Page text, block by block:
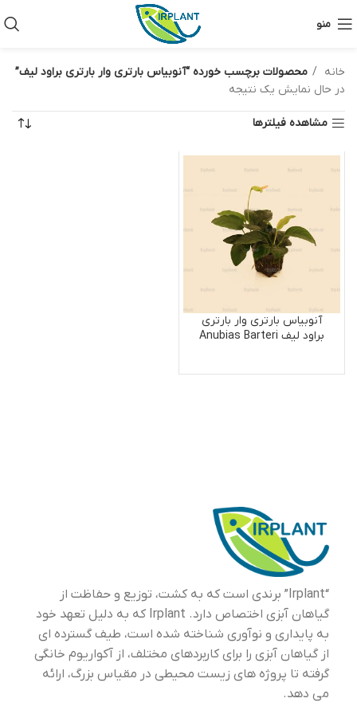
منو
خانه
محصولات برچسب خورده “آنوبیاس بارتری وار بارتری براود لیف”
در حال نمایش یک نتیجه
مشاهده فیلترها
آنوبیاس بارتری وار بارتری
براود لیف Anubias Barteri
“Irplant” برندی است که به کشت، توزیع و حفاظت از
گیاهان آبزی اختصاص دارد. Irplant که به دلیل تعهد خود
به پایداری و نوآوری شناخته شده است، طیف گسترده ای
از گیاهان آبزی را برای کاربردهای مختلف، از آکواریوم خانگی
گرفته تا پروژه های زیست محیطی در مقیاس بزرگ، ارائه
می دهد.